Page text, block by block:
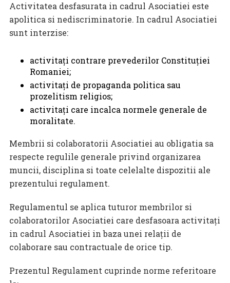
Activitatea desfasurata in cadrul Asociatiei este
apolitica si nediscriminatorie. In cadrul Asociatiei
sunt interzise:
activitaţi contrare prevederilor Constituţiei
Romaniei;
activitaţi de propaganda politica sau
prozelitism religios;
activitaţi care incalca normele generale de
moralitate.
Membrii si colaboratorii Asociatiei au obligatia sa
respecte regulile generale privind organizarea
muncii, disciplina si toate celelalte dispozitii ale
prezentului regulament.
Regulamentul se aplica tuturor membrilor si
colaboratorilor Asociatiei care desfasoara activitaţi
in cadrul Asociatiei in baza unei relaţii de
colaborare sau contractuale de orice tip.
Prezentul Regulament cuprinde norme referitoare